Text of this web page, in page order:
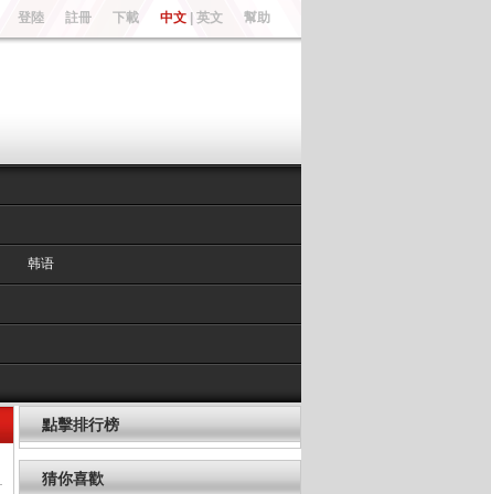
登陸 註冊 下載 中文 英文 幫助
韩语
點擊排行榜
猜你喜歡